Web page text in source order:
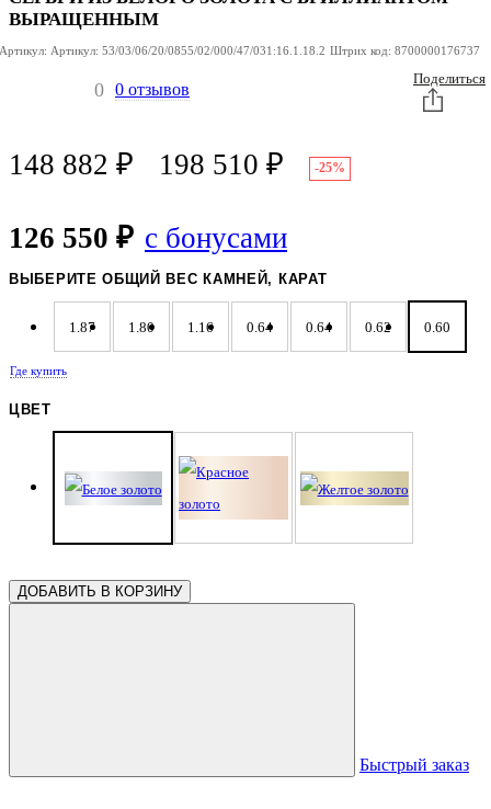
БЕЛОГО
ЗОЛОТА
БЕЛОГО
ЗОЛОТА
БЕЛОГО
ЗОЛОТА
ВЫРАЩЕННЫМ
Артикул: Артикул: 53/03/06/20/0855/02/000/47/031:16.1.18.2 Штрих код: 8700000176737
0 0 отзывов
Поделиться
148 882 ₽ 198 510 ₽ -25%
126 550 ₽ с бонусами
ВЫБЕРИТЕ ОБЩИЙ ВЕС КАМНЕЙ, КАРАТ
1.87 1.80 1.16 0.64 0.64 0.62 0.60
Где купить
ЦВЕТ
ДОБАВИТЬ В КОРЗИНУ
Быстрый заказ